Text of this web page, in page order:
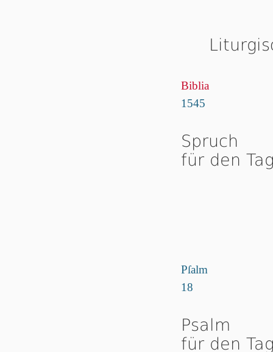
Biblia
1545
Spruch
für den
Pſalm
18
Psalm
für den